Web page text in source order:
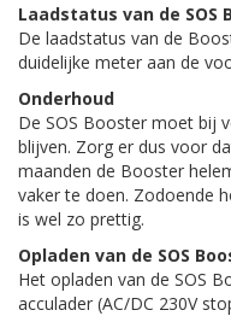
Laadstatus van de SOS
De laadstatus van de
duidelijke meter aan de
Onderhoud
De SOS Booster moet bij
blijven. Zorg er dus voor
maanden de Booster
vaker te doen. Zodoende
is wel zo prettig.
Opladen van de SOS
Het opladen van de SOS
acculader (AC/DC 230V